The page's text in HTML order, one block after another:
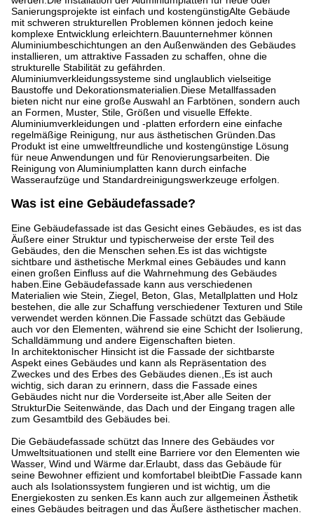
Sanierungsprojekte ist einfach und kostengünstigAlte Gebäude
mit schweren strukturellen Problemen können jedoch keine
komplexe Entwicklung erleichtern.Bauunternehmer können
Aluminiumbeschichtungen an den Außenwänden des Gebäudes
installieren, um attraktive Fassaden zu schaffen, ohne die
strukturelle Stabilität zu gefährden.
Aluminiumverkleidungssysteme sind unglaublich vielseitige
Baustoffe und Dekorationsmaterialien.Diese Metallfassaden
bieten nicht nur eine große Auswahl an Farbtönen, sondern auch
an Formen, Muster, Stile, Größen und visuelle Effekte.
Aluminiumverkleidungen und -platten erfordern eine einfache
regelmäßige Reinigung, nur aus ästhetischen Gründen.Das
Produkt ist eine umweltfreundliche und kostengünstige Lösung
für neue Anwendungen und für Renovierungsarbeiten. Die
Reinigung von Aluminiumplatten kann durch einfache
Wasseraufzüge und Standardreinigungswerkzeuge erfolgen.
Was ist eine Gebäudefassade?
Eine Gebäudefassade ist das Gesicht eines Gebäudes, es ist das
Äußere einer Struktur und typischerweise der erste Teil des
Gebäudes, den die Menschen sehen.Es ist das wichtigste
sichtbare und ästhetische Merkmal eines Gebäudes und kann
einen großen Einfluss auf die Wahrnehmung des Gebäudes
haben.Eine Gebäudefassade kann aus verschiedenen
Materialien wie Stein, Ziegel, Beton, Glas, Metallplatten und Holz
bestehen, die alle zur Schaffung verschiedener Texturen und Stile
verwendet werden können.Die Fassade schützt das Gebäude
auch vor den Elementen, während sie eine Schicht der Isolierung,
Schalldämmung und andere Eigenschaften bieten.
In architektonischer Hinsicht ist die Fassade der sichtbarste
Aspekt eines Gebäudes und kann als Repräsentation des
Zweckes und des Erbes des Gebäudes dienen.,Es ist auch
wichtig, sich daran zu erinnern, dass die Fassade eines
Gebäudes nicht nur die Vorderseite ist,Aber alle Seiten der
StrukturDie Seitenwände, das Dach und der Eingang tragen alle
zum Gesamtbild des Gebäudes bei.
Die Gebäudefassade schützt das Innere des Gebäudes vor
Umweltsituationen und stellt eine Barriere vor den Elementen wie
Wasser, Wind und Wärme dar.Erlaubt, dass das Gebäude für
seine Bewohner effizient und komfortabel bleibtDie Fassade kann
auch als Isolationssystem fungieren und ist wichtig, um die
Energiekosten zu senken.Es kann auch zur allgemeinen Ästhetik
eines Gebäudes beitragen und das Äußere ästhetischer machen.